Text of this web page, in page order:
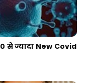
से ज्यादा New Covid